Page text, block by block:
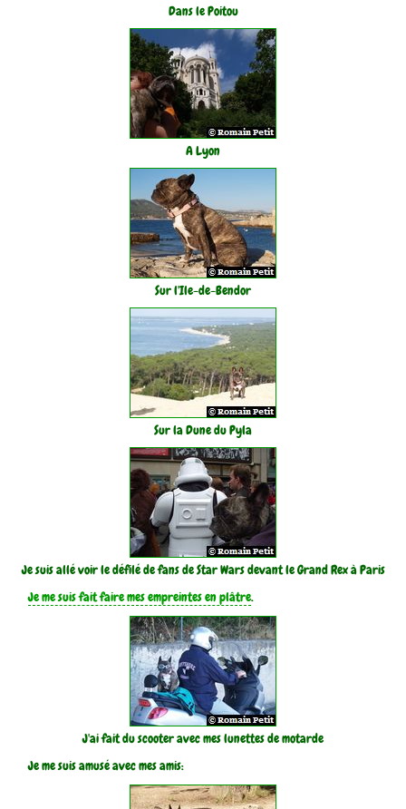
Dans le Poitou
A Lyon
Sur l'Ile-de-Bendor
Sur la Dune du Pyla
Je suis allé voir le défilé de fans de Star Wars devant le Grand Rex à Paris
Je me suis fait faire mes empreintes en plâtre.
J'ai fait du scooter avec mes lunettes de motarde
Je me suis amusé avec mes amis: